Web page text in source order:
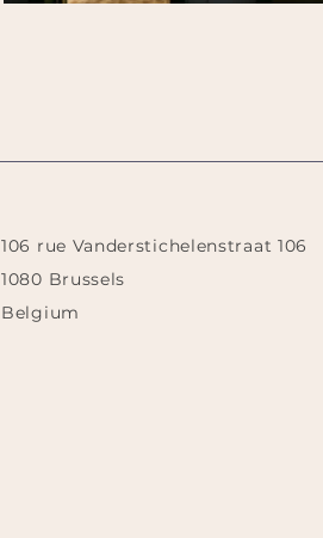
106 rue Vanderstichelenstraat 106
1080 Brussels
Belgium